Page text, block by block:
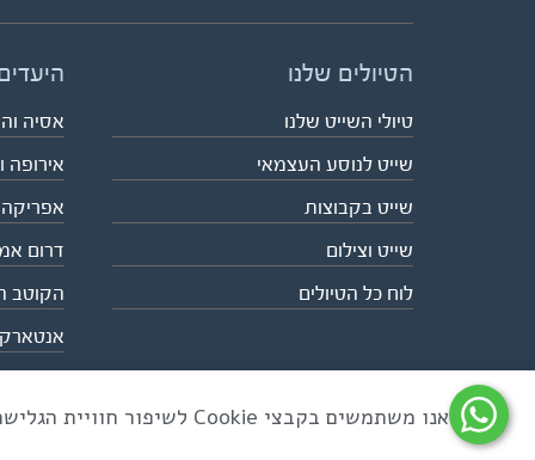
הטיולים שלנו
טיולי השייט שלנו
שייט לנוסע העצמאי
שייט בקבוצות
שייט וצילום
לוח כל הטיולים
אסיה
אירופה
אפריקה
דרום
הקוטב
כל הזכויות שמורות לאקו טיולי שטח | טלפון 03-6879090 | פקס 03-6879099 |
אנו משתמשים בקבצי Cookie לשיפור חוויית הגלישה ולניתוח שימוש באתר